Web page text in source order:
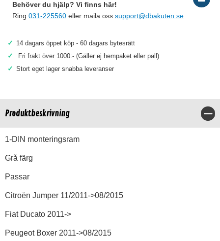
Behöver du hjälp? Vi finns här!
Ring 031-225560 eller maila oss support@dbakuten.se
✓ 14 dagars öppet köp - 60 dagars bytesrätt
✓ Fri frakt över 1000:- (Gäller ej hempaket eller pall)
✓ Stort eget lager snabba leveranser
Produktbeskrivning
1-DIN monteringsram
Grå färg
Passar
Citroën Jumper 11/2011->08/2015
Fiat Ducato 2011->
Peugeot Boxer 2011->08/2015